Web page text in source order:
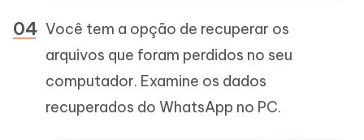
Você tem a opção de recuperar os
arquivos que foram perdidos no seu
computador. Examine os dados
recuperados do WhatsApp no PC.